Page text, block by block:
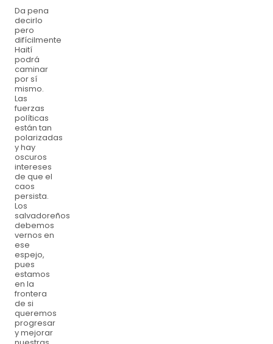
Da pena
decirlo
pero
difícilmente
Haití
podrá
caminar
por sí
mismo.
Las
fuerzas
políticas
están tan
polarizadas
y hay
oscuros
intereses
de que el
caos
persista.
Los
salvadoreños
debemos
vernos en
ese
espejo,
pues
estamos
en la
frontera
de si
queremos
progresar
y mejorar